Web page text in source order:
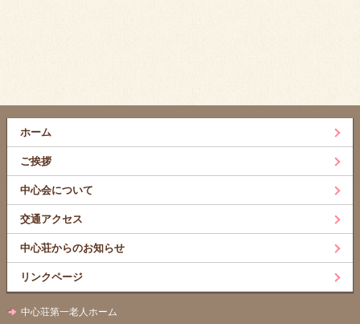
ホーム
ご挨拶
中心会について
交通アクセス
中心荘からのお知らせ
リンクページ
中心荘第一老人ホーム